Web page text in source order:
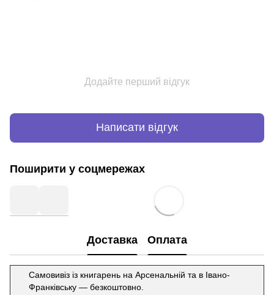
Додайте перший відгук
Написати відгук
Поширити у соцмережах
Доставка Оплата
Самовивіз із книгарень на Арсенальній та в Івано-
Франківську — безкоштовно.